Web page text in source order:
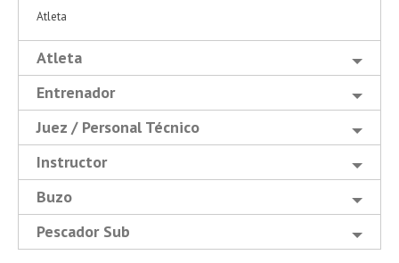
Atleta
Atleta
Entrenador
Juez / Personal Técnico
Instructor
Buzo
Pescador Sub